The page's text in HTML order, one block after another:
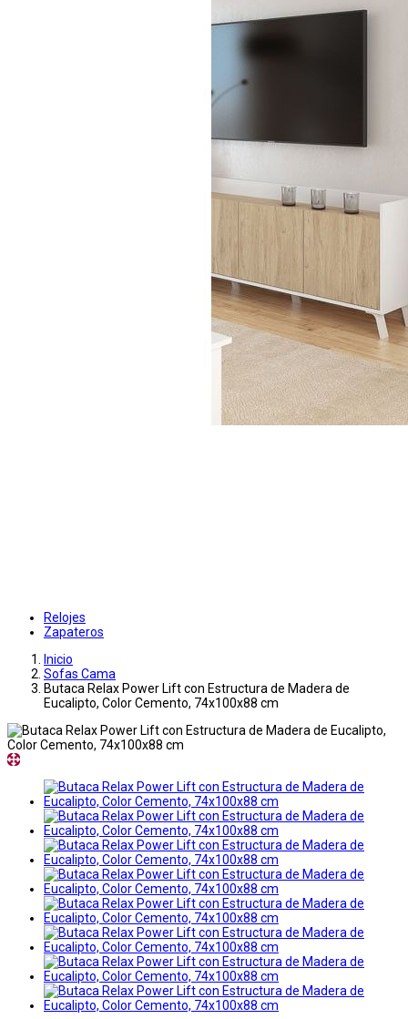
Relojes
Zapateros
Inicio
Sofas Cama
Butaca Relax Power Lift con Estructura de Madera de
Eucalipto, Color Cemento, 74x100x88 cm